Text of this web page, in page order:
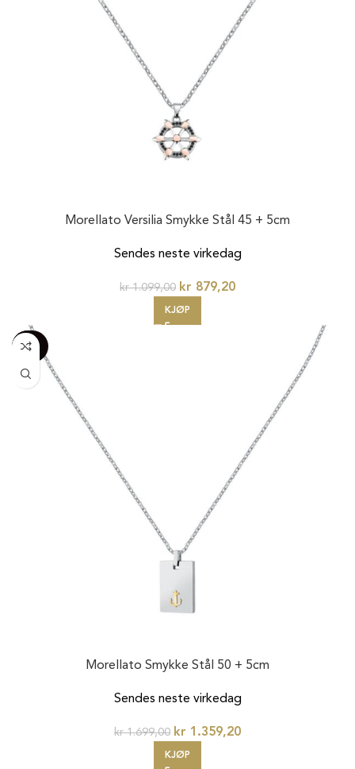
Morellato Versilia Smykke Stål 45 + 5cm
Sendes neste virkedag
kr1.099,00 kr 879,20
KJØP
-100%
20%
Morellato Smykke Stål 50 + 5cm
Sendes neste virkedag
kr1.699,00 kr 1.359,20
KJØP